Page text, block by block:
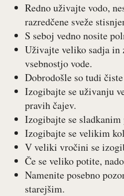
Redno uživajte vodo,
razredčene sveže
S seboj vedno nosite
Uživajte veliko sadja in
vsebnostjo vode.
Dobrodošle so tudi
Izogibajte se uživanju
pravih čajev.
Izogibajte se sladkanim
Izogibajte se velikim
V veliki vročini se
Če se veliko potite,
Namenite posebno
starejšim.